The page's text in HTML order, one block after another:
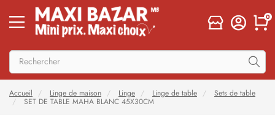
0
Accueil Linge de maison Linge Linge de table
Sets de table
SET DE TABLE MAHA BLANC 45X30CM